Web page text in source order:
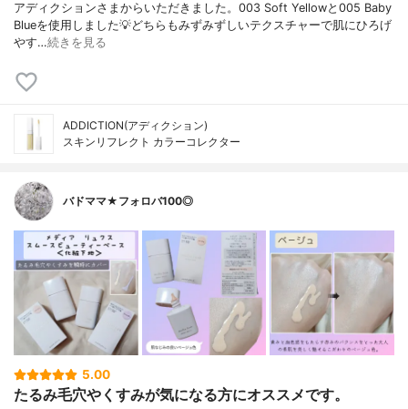
アディクションさまからいただきました。003 Soft Yellowと005 Baby
Blueを使用しました💡どちらもみずみずしいテクスチャーで肌にひろげ
やす…続きを見る
ADDICTION(アディクション)
スキンリフレクト カラーコレクター
バドママ★フォロバ100◎
5.00
たるみ毛穴やくすみが気になる方にオススメです。